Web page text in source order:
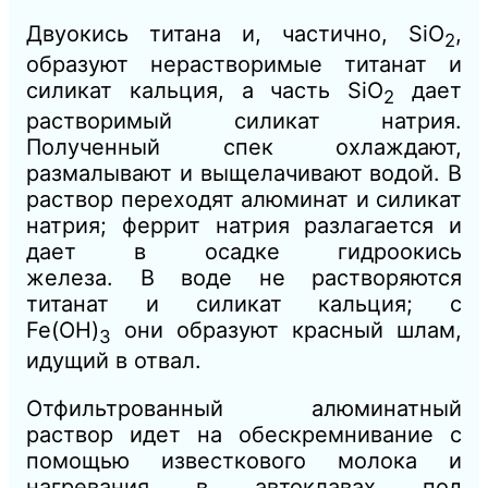
Двуокись титана и, частично, SiO2,
образуют нерастворимые титанат и
силикат кальция, а часть SiO2
дает
растворимый силикат натрия.
Полученный спек охлаждают,
размалывают и выщелачивают водой. В
раствор переходят алюминат и силикат
натрия; феррит натрия разлагается и
дает в осадке гидроокись
железа. В воде не растворяются
титанат и силикат кальция; с
Fe(OH)3
они образуют красный шлам,
идущий в отвал.
Отфильтрованный алюминатный
раствор идет на обескремнивание с
помощью известкового молока и